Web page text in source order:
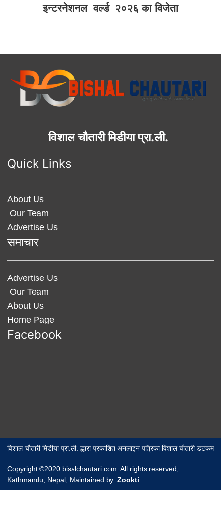
इन्टरनेशनल वर्ल्ड २०२६ का विजेता
विशाल चौतारी मिडीया प्रा.ली.
Quick Links
About Us
Our Team
Advertise Us
समाचार
Advertise Us
Our Team
About Us
Home Page
Facebook
विशाल चौतारी मिडीया प्रा.ली. द्धारा प्रकाशित अनलाइन पत्रिका विशाल चौतारी डटकम
Copyright ©2020 bisalchautari.com. All rights reserved,
Kathmandu, Nepal, Maintained by: Zookti